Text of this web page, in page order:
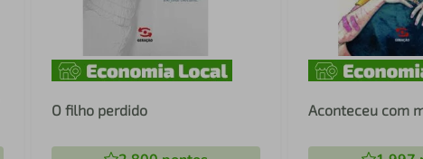
O filho perdido